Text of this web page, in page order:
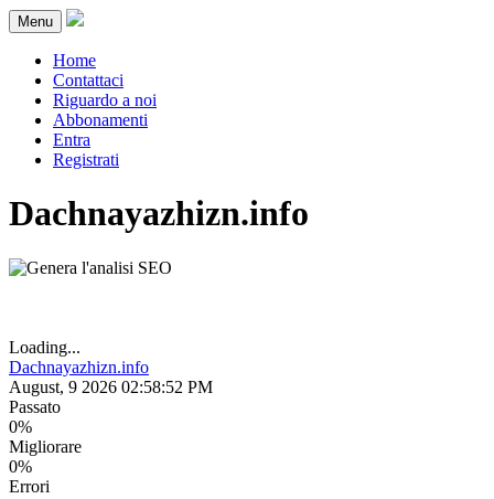
Menu
Home
Contattaci
Riguardo a noi
Abbonamenti
Entra
Registrati
Dachnayazhizn.info
Loading...
Dachnayazhizn.info
August, 9 2026 02:58:52 PM
Passato
0%
Migliorare
0%
Errori